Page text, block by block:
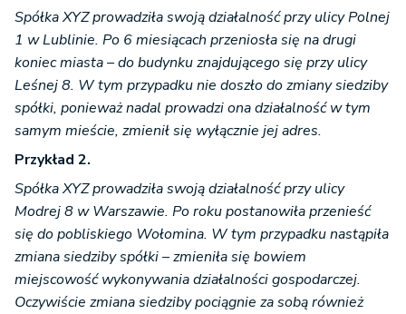
Spółka XYZ prowadziła swoją działalność przy ulicy Polnej
1 w Lublinie. Po 6 miesiącach przeniosła się na drugi
koniec miasta – do budynku znajdującego się przy ulicy
Leśnej 8. W tym przypadku nie doszło do zmiany siedziby
spółki, ponieważ nadal prowadzi ona działalność w tym
samym mieście, zmienił się wyłącznie jej adres.
Przykład 2.
Spółka XYZ prowadziła swoją działalność przy ulicy
Modrej 8 w Warszawie. Po roku postanowiła przenieść
się do pobliskiego Wołomina. W tym przypadku nastąpiła
zmiana siedziby spółki – zmieniła się bowiem
miejscowość wykonywania działalności gospodarczej.
Oczywiście zmiana siedziby pociągnie za sobą również